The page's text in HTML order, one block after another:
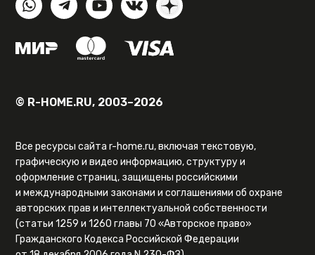
© R-HOME.RU, 2003–2026
Все ресурсы сайта r-home.ru, включая текстовую,
графическую и видео информацию, структуру и
оформление страниц, защищены российскими
и международными законами и соглашениями об охране
авторских прав и интеллектуальной собственности
(статьи 1259 и 1260 главы 70 «Авторское право»
Гражданского Кодекса Российской Федерации